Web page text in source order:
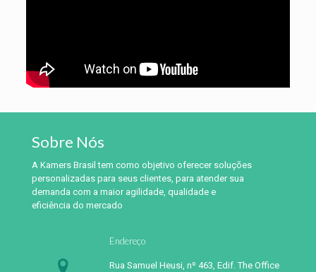
Sobre Nós
A Kamers Brasil tem como objetivo oferecer soluções
personalizadas para seus clientes, para atender sua
demanda com a maior agilidade, qualidade e
eficiência do mercado
Endereço
Rua Samuel Heusi, nº 463, Edif. The Office